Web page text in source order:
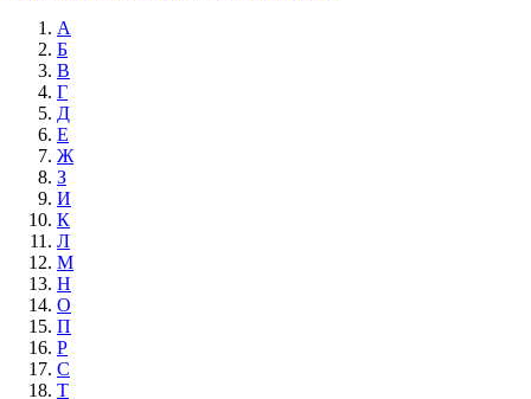
А
Б
В
Г
Д
Е
Ж
З
И
К
Л
М
Н
О
П
Р
С
Т